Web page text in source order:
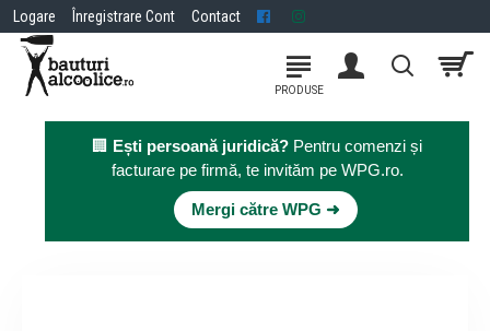
Logare Înregistrare Cont Contact
🏢 Ești persoană juridică? Pentru comenzi și
facturare pe firmă, te invităm pe WPG.ro.
Mergi către WPG ➜